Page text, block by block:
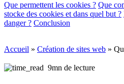
Que permettent les cookies ? Que
stocke des cookies et dans quel but ?
danger ? Conclusion
Accueil » Création de sites web »
9mn de lecture